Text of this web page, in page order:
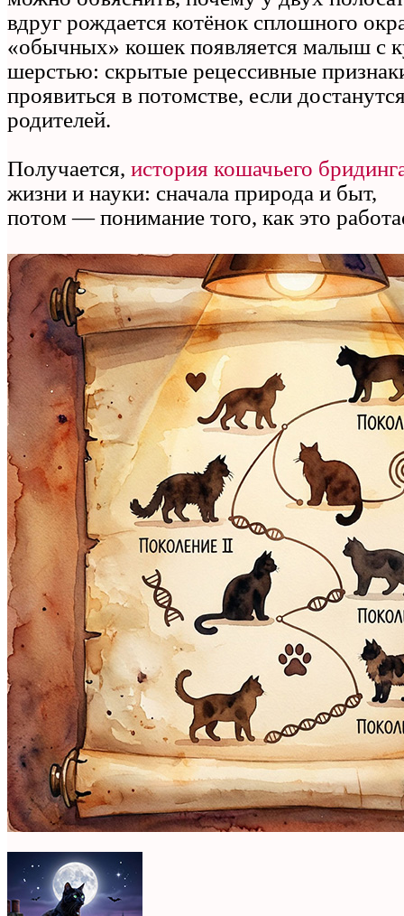
вдруг рождается котёнок сплошного
«обычных» кошек появляется малыш с
шерстью: скрытые рецессивные
проявиться в потомстве, если
родителей.
Получается, история кошачьего
жизни и науки: сначала природа и быт,
потом — понимание того, как это